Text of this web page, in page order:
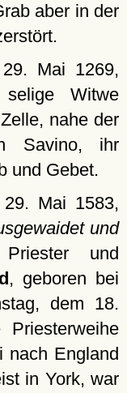
aber in der
Mai 1269,
Witwe
nahe der
Savino, ihr
und Gebet.
Mai 1583,
und
und
, geboren bei
dem 18.
nach England
in York, war